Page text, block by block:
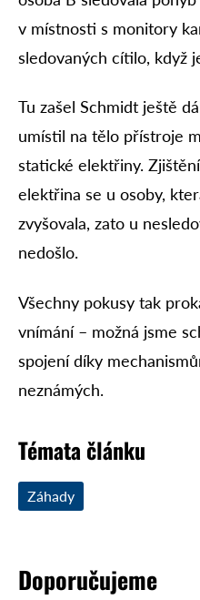
v místnosti s monitory
sledovaných cítilo, když
Tu zašel Schmidt ještě
umístil na tělo přístroje
statické elektřiny.
elektřina se u osoby,
zvyšovala, zato u
nedošlo.
Všechny pokusy tak
vnímání – možná jsme
spojení díky
neznámých.
Témata článku
Záhady
Doporučujeme